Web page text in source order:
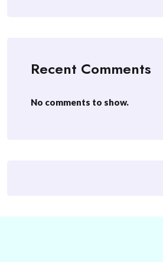
Recent Comments
No comments to show.